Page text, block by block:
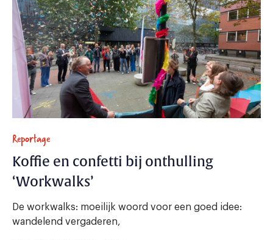
Reportage
Koffie en confetti bij onthulling
‘Workwalks’
De workwalks: moeilijk woord voor een goed idee:
wandelend vergaderen,